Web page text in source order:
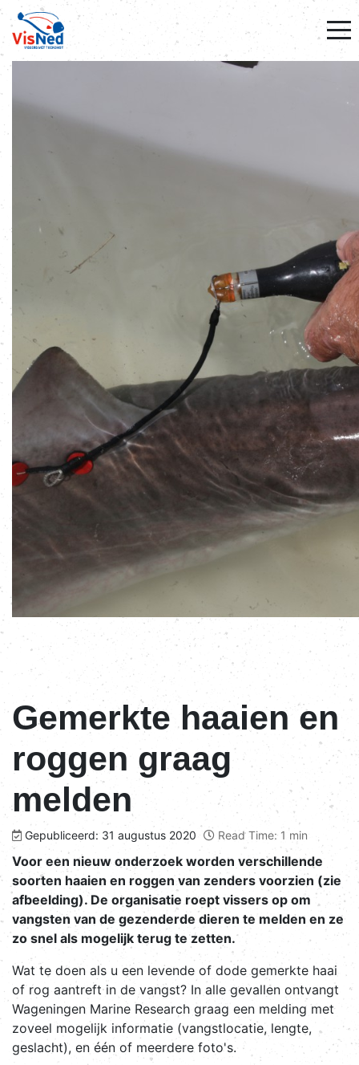
Gemerkte haaien en
roggen graag
melden
Gepubliceerd: 31 augustus 2020 Read Time: 1 min
Voor een nieuw onderzoek worden verschillende
soorten haaien en roggen van zenders voorzien (zie
afbeelding). De organisatie roept vissers op om
vangsten van de gezenderde dieren te melden en ze
zo snel als mogelijk terug te zetten.
Wat te doen als u een levende of dode gemerkte haai
of rog aantreft in de vangst? In alle gevallen ontvangt
Wageningen Marine Research graag een melding met
zoveel mogelijk informatie (vangstlocatie, lengte,
geslacht), en één of meerdere foto's.